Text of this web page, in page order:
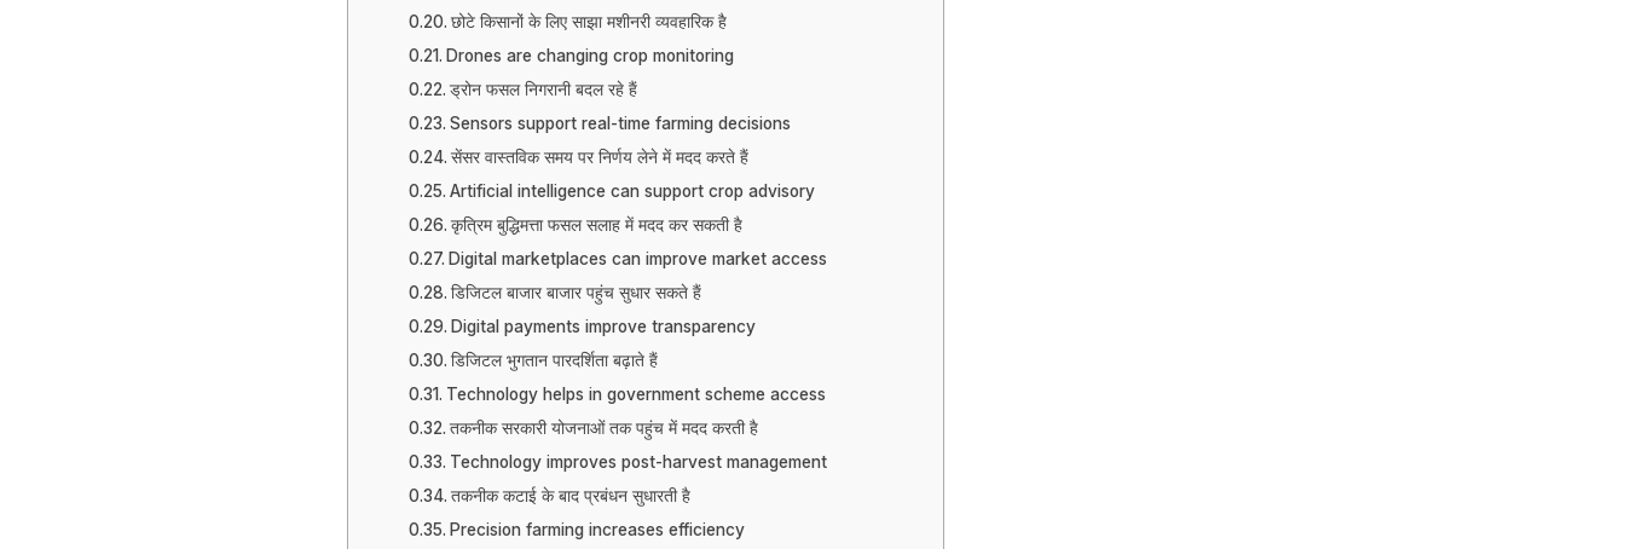
छोटे किसानों के लिए साझा मशीनरी व्यवहारिक है
Drones are changing crop monitoring
ड्रोन फसल निगरानी बदल रहे हैं
Sensors support real-time farming decisions
सेंसर वास्तविक समय पर निर्णय लेने में मदद करते हैं
Artificial intelligence can support crop advisory
कृत्रिम बुद्धिमत्ता फसल सलाह में मदद कर सकती है
Digital marketplaces can improve market access
डिजिटल बाजार बाजार पहुंच सुधार सकते हैं
Digital payments improve transparency
डिजिटल भुगतान पारदर्शिता बढ़ाते हैं
Technology helps in government scheme access
तकनीक सरकारी योजनाओं तक पहुंच में मदद करती है
Technology improves post-harvest management
तकनीक कटाई के बाद प्रबंधन सुधारती है
Precision farming increases efficiency